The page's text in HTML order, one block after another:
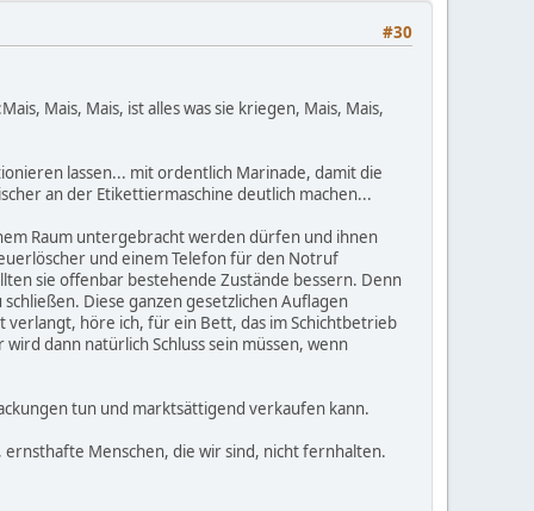
#30
Mais, Mais, ist alles was sie kriegen, Mais, Mais,
lassen... mit ordentlich Marinade, damit die
an der Etikettiermaschine deutlich machen...
Raum untergebracht werden dürfen und ihnen
und einem Telefon für den Notruf
sie offenbar bestehende Zustände bessern. Denn
Diese ganzen gesetzlichen Auflagen
höre ich, für ein Bett, das im Schichtbetrieb
dann natürlich Schluss sein müssen, wenn
tun und marktsättigend verkaufen kann.
Menschen, die wir sind, nicht fernhalten.